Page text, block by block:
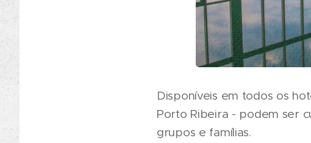
Disponíveis em todos os
Porto Ribeira - podem ser
grupos e famílias.